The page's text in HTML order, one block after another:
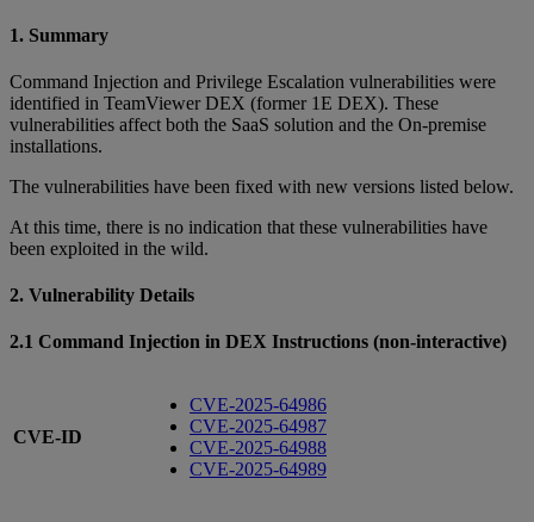
1. Summary
Command Injection and Privilege Escalation vulnerabilities were
identified in TeamViewer DEX (former 1E DEX). These
vulnerabilities affect both the SaaS solution and the On-premise
installations.
The vulnerabilities have been fixed with new versions listed below.
At this time, there is no indication that these vulnerabilities have
been exploited in the wild.
2. Vulnerability Details
2.1 Command Injection in DEX Instructions (non-interactive)
CVE-ID
CVE-2025-64986
CVE-2025-64987
CVE-2025-64988
CVE-2025-64989